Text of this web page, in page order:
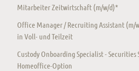
Mitarbeiter Zeitwirtschaft (m/w/d)*
Office Manager / Recruiting Assistant (m/
in Voll- und Teilzeit
Custody Onboarding Specialist -
Homeoffice-Option